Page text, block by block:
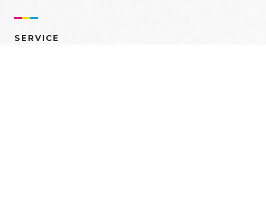
SERVICE